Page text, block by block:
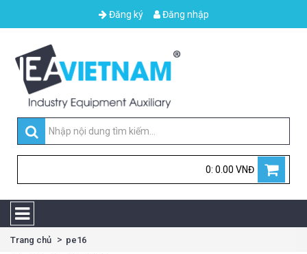
Đăng ký Đăng nhập
0: 0.00 VNĐ
Trang chủ pe16